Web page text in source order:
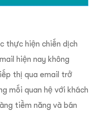
thực hiện chiến dịch
hiện nay không
thị qua email trở
mối quan hệ với khách
tiềm năng và bán